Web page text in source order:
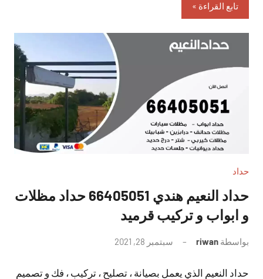
تابع القراءة
حداد
حداد النعيم هندي 66405051 حداد مظلات
و ابواب و تركيب قرميد
بواسطة riwan سبتمبر 28, 2021
تعليقات
حداد النعيم الذي يعمل بصيانة ، تصليح ، تركيب ، فك و تصميم